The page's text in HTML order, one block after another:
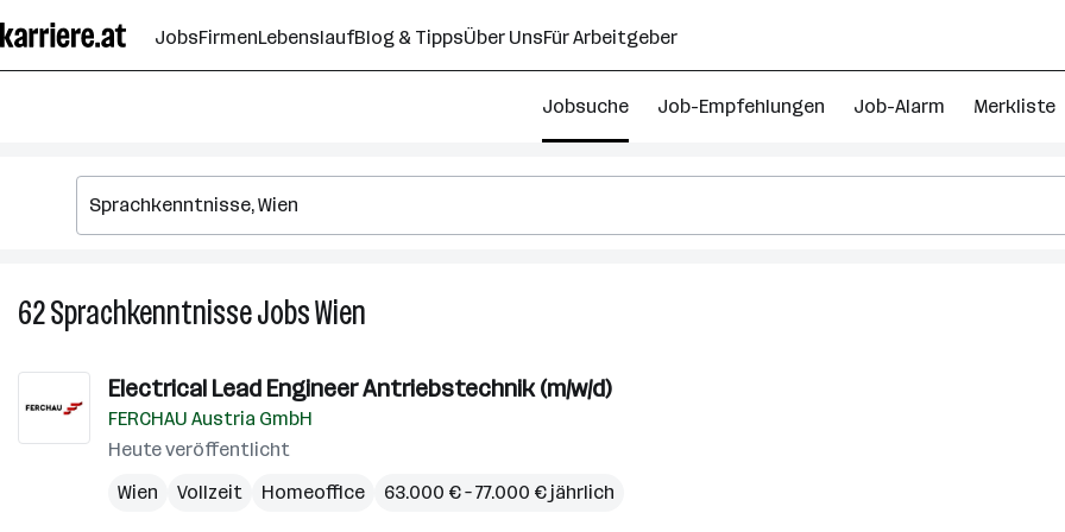
Seiteninhalt
springen
JobsFirmenLebenslaufBlog & TippsÜber UnsFür Arbeitgeber
Jobsuche Job-Empfehlungen Job-Alarm Merkliste
62SprachkenntnisseJobsWien
in
Electrical Lead Engineer Antriebstechnik (m/w/d)
FERCHAU Austria GmbH
Heute veröffentlicht
Wien
Vollzeit Homeoffice 63.000 € – 77.000 € jährlich